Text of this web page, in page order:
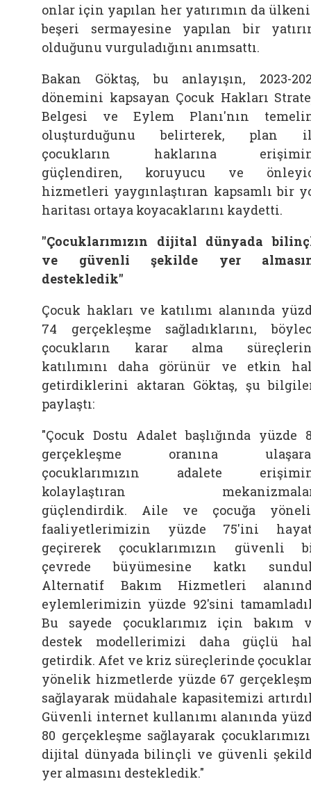
onlar için yapılan her yatırımın da
beşeri sermayesine yapılan bir
olduğunu vurguladığını anımsattı.
Bakan Göktaş, bu anlayışın, 2023-
dönemini kapsayan Çocuk Hakları
Belgesi ve Eylem Planı'nın
oluşturduğunu belirterek, plan
çocukların haklarına
güçlendiren, koruyucu ve
hizmetleri yaygınlaştıran kapsamlı bir
haritası ortaya koyacaklarını kaydetti.
"Çocuklarımızın dijital dünyada
ve güvenli şekilde yer
destekledik"
Çocuk hakları ve katılımı alanında
74 gerçekleşme sağladıklarını,
çocukların karar alma
katılımını daha görünür ve etkin
getirdiklerini aktaran Göktaş, şu
paylaştı:
"Çocuk Dostu Adalet başlığında yüzde
gerçekleşme oranına
çocuklarımızın adalete
kolaylaştıran
güçlendirdik.
Aile
ve çocuğa
faaliyetlerimizin yüzde 75'ini
geçirerek çocuklarımızın güvenli
çevrede büyümesine katkı
Alternatif Bakım Hizmetleri
eylemlerimizin yüzde 92'sini
Bu sayede çocuklarımız için bakım
destek modellerimizi daha güçlü
getirdik. Afet ve kriz süreçlerinde
yönelik hizmetlerde yüzde 67
sağlayarak müdahale kapasitemizi
Güvenli internet kullanımı alanında
80 gerçekleşme sağlayarak
dijital dünyada bilinçli ve güvenli
yer almasını destekledik."